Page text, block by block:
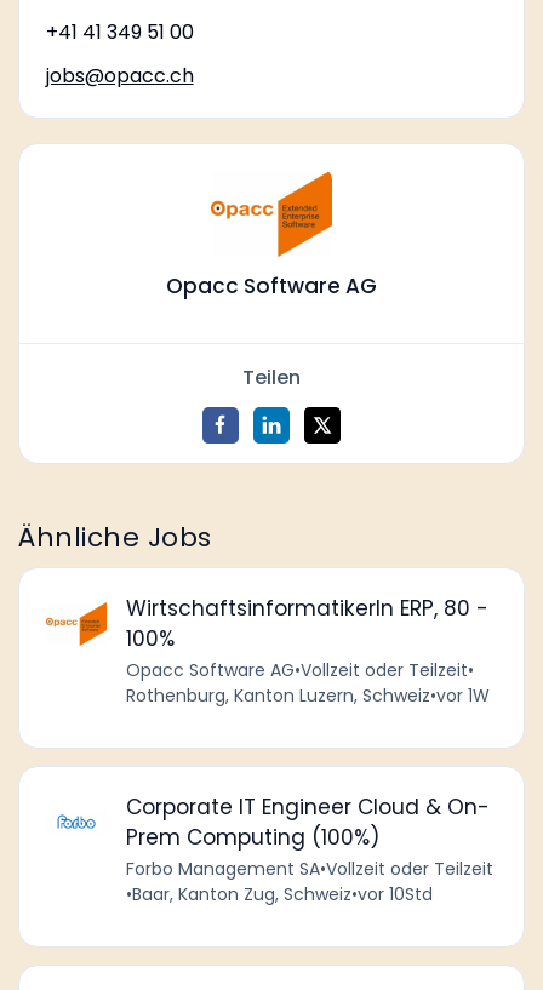
+41 41 349 51 00
jobs@opacc.ch
Opacc Software AG
Teilen
Ähnliche Jobs
WirtschaftsinformatikerIn ERP, 80 -
100%
Opacc Software AG•Vollzeit oder Teilzeit•
Rothenburg, Kanton Luzern, Schweiz•vor 1W
Corporate IT Engineer Cloud & On-
Prem Computing (100%)
Forbo Management SA•Vollzeit oder Teilzeit
•Baar, Kanton Zug, Schweiz•vor 10Std